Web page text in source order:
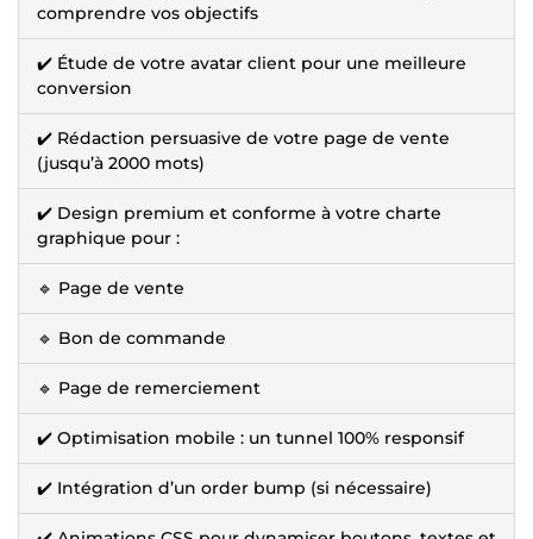
comprendre vos objectifs
✔️ Étude de votre avatar client pour une meilleure
conversion
✔️ Rédaction persuasive de votre page de vente
(jusqu’à 2000 mots)
✔️ Design premium et conforme à votre charte
graphique pour :
🔹 Page de vente
🔹 Bon de commande
🔹 Page de remerciement
✔️ Optimisation mobile : un tunnel 100% responsif
✔️ Intégration d’un order bump (si nécessaire)